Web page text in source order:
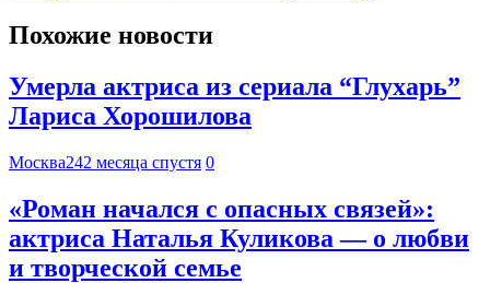
Похожие новости
Умерла актриса из сериала “Глухарь”
Лариса Хорошилова
Москва242 месяца спустя 0
«Роман начался с опасных связей»:
актриса Наталья Куликова — о любви
и творческой семье